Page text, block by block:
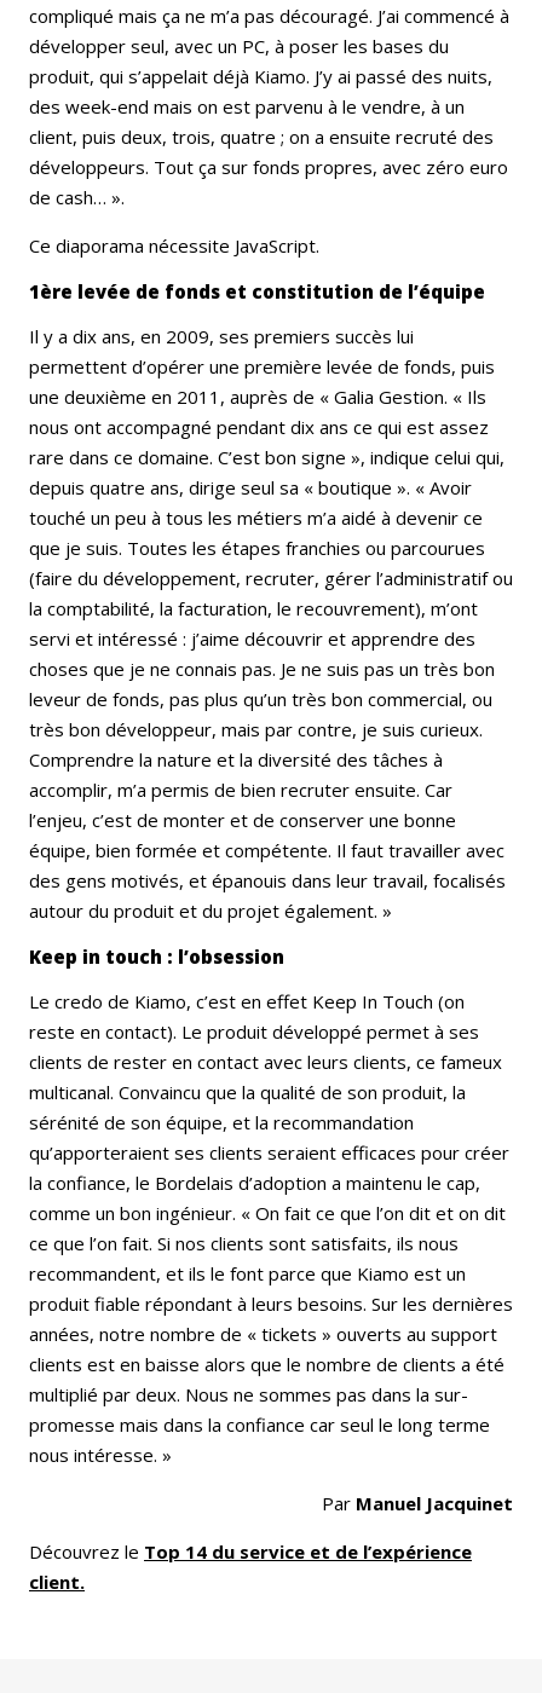
compliqué mais ça ne m’a pas découragé. J’ai commencé à
développer seul, avec un PC, à poser les bases du
produit, qui s’appelait déjà Kiamo. J’y ai passé des nuits,
des week-end mais on est parvenu à le vendre, à un
client, puis deux, trois, quatre ; on a ensuite recruté des
développeurs. Tout ça sur fonds propres, avec zéro euro
de cash… ».
Ce diaporama nécessite JavaScript.
1ère levée de fonds et constitution de l’équipe
Il y a dix ans, en 2009, ses premiers succès lui
permettent d’opérer une première levée de fonds, puis
une deuxième en 2011, auprès de « Galia Gestion. « Ils
nous ont accompagné pendant dix ans ce qui est assez
rare dans ce domaine. C’est bon signe », indique celui qui,
depuis quatre ans, dirige seul sa « boutique ». « Avoir
touché un peu à tous les métiers m’a aidé à devenir ce
que je suis. Toutes les étapes franchies ou parcourues
(faire du développement, recruter, gérer l’administratif ou
la comptabilité, la facturation, le recouvrement), m’ont
servi et intéressé : j’aime découvrir et apprendre des
choses que je ne connais pas. Je ne suis pas un très bon
leveur de fonds, pas plus qu’un très bon commercial, ou
très bon développeur, mais par contre, je suis curieux.
Comprendre la nature et la diversité des tâches à
accomplir, m’a permis de bien recruter ensuite. Car
l’enjeu, c’est de monter et de conserver une bonne
équipe, bien formée et compétente. Il faut travailler avec
des gens motivés, et épanouis dans leur travail, focalisés
autour du produit et du projet également. »
Keep in touch : l’obsession
Le credo de Kiamo, c’est en effet Keep In Touch (on
reste en contact). Le produit développé permet à ses
clients de rester en contact avec leurs clients, ce fameux
multicanal. Convaincu que la qualité de son produit, la
sérénité de son équipe, et la recommandation
qu’apporteraient ses clients seraient efficaces pour créer
la confiance, le Bordelais d’adoption a maintenu le cap,
comme un bon ingénieur. « On fait ce que l’on dit et on dit
ce que l’on fait. Si nos clients sont satisfaits, ils nous
recommandent, et ils le font parce que Kiamo est un
produit fiable répondant à leurs besoins. Sur les dernières
années, notre nombre de « tickets » ouverts au support
clients est en baisse alors que le nombre de clients a été
multiplié par deux. Nous ne sommes pas dans la sur-
promesse mais dans la confiance car seul le long terme
nous intéresse. »
Par Manuel Jacquinet
Découvrez le Top 14 du service et de l’expérience
client.